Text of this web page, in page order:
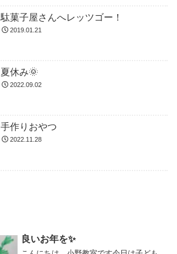
駄菓子屋さんへレッツゴー！
2019.01.21
夏休み🌞
2022.09.02
手作りおやつ
2022.11.28
良いお年を✨